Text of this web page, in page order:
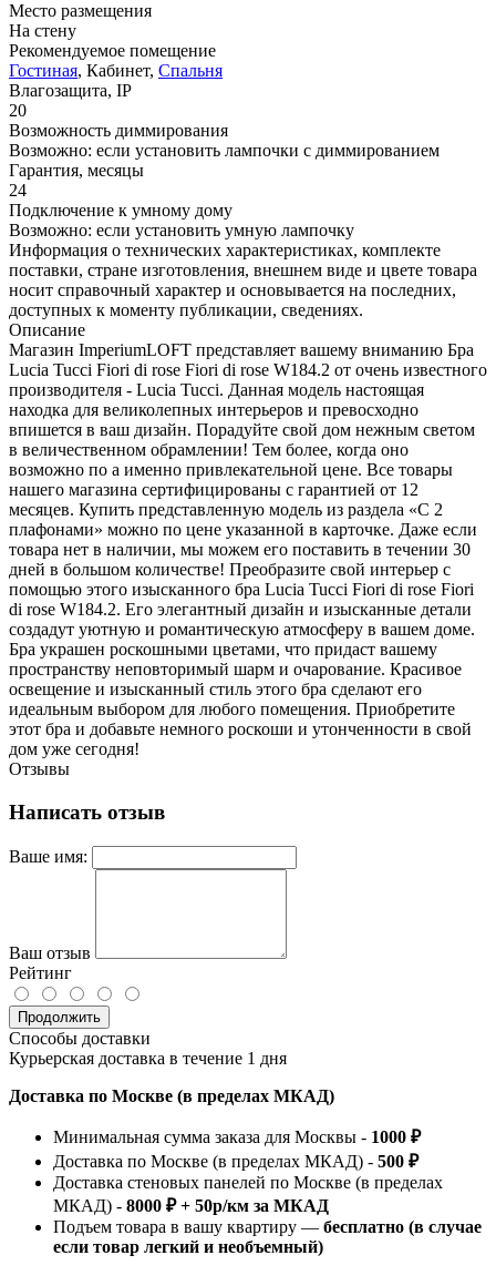
Место размещения
На стену
Рекомендуемое помещение
Гостиная, Кабинет, Спальня
Влагозащита, IP
20
Возможность диммирования
Возможно: если установить лампочки с диммированием
Гарантия, месяцы
24
Подключение к умному дому
Возможно: если установить умную лампочку
Информация о технических характеристиках, комплекте
поставки, стране изготовления, внешнем виде и цвете товара
носит справочный характер и основывается на последних,
доступных к моменту публикации, сведениях.
Описание
Магазин ImperiumLOFT представляет вашему вниманию Бра
Lucia Tucci Fiori di rose Fiori di rose W184.2 от очень известного
производителя - Lucia Tucci. Данная модель настоящая
находка для великолепных интерьеров и превосходно
впишется в ваш дизайн. Порадуйте свой дом нежным светом
в величественном обрамлении! Тем более, когда оно
возможно по а именно привлекательной цене. Все товары
нашего магазина сертифицированы с гарантией от 12
месяцев. Купить представленную модель из раздела «С 2
плафонами» можно по цене указанной в карточке. Даже если
товара нет в наличии, мы можем его поставить в течении 30
дней в большом количестве! Преобразите свой интерьер с
помощью этого изысканного бра Lucia Tucci Fiori di rose Fiori
di rose W184.2. Его элегантный дизайн и изысканные детали
создадут уютную и романтическую атмосферу в вашем доме.
Бра украшен роскошными цветами, что придаст вашему
пространству неповторимый шарм и очарование. Красивое
освещение и изысканный стиль этого бра сделают его
идеальным выбором для любого помещения. Приобретите
этот бра и добавьте немного роскоши и утонченности в свой
дом уже сегодня!
Отзывы
Написать отзыв
Ваше имя:
Ваш отзыв
Рейтинг
Продолжить
Способы доставки
Курьерская доставка в течение 1 дня
Доставка по Москве (в пределах МКАД)
Минимальная сумма заказа для Москвы - 1000 ₽
Доставка по Москве (в пределах МКАД) - 500 ₽
Доставка стеновых панелей по Москве (в пределах
МКАД) - 8000 ₽ + 50р/км за МКАД
Подъем товара в вашу квартиру — бесплатно (в случае
если товар легкий и необъемный)